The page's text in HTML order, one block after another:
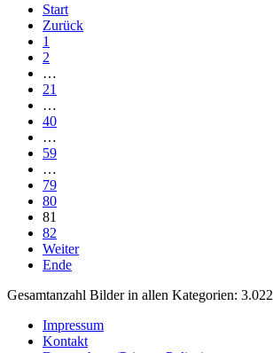
Start
Zurück
1
2
…
21
…
40
…
59
…
79
80
81
82
Weiter
Ende
Gesamtanzahl Bilder in allen Kategorien: 3.022
Impressum
Kontakt